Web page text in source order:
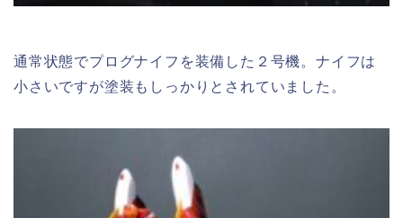
通常状態でプログナイフを装備した２号機。ナイフは
小さいですが塗装もしっかりとされていました。